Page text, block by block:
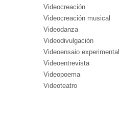
Videocreación
Videocreación musical
Videodanza
Videodivulgación
Videoensaio experimental
Videoentrevista
Videopoema
Videoteatro